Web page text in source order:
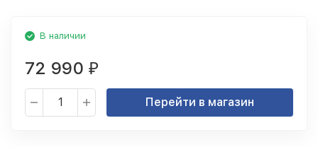
В наличии
72 990 ₽
Перейти в магазин